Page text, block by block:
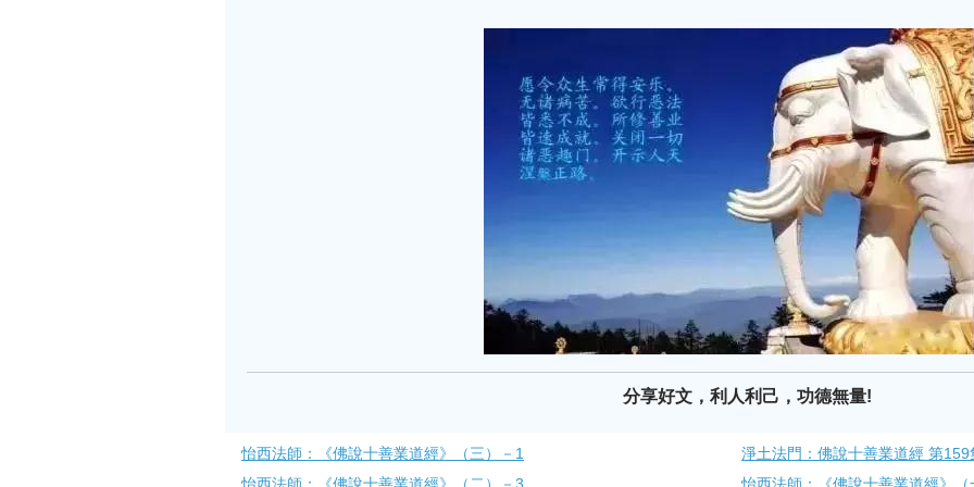
分享好文，利人利己，功德無量!
怡西法師：《佛說十善業道經》（三）－1
淨土法門：佛說十善業道經 第159